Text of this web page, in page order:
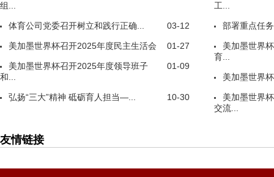
组...
03-12
体育公司党委召开树立和践行正确...
01-27
美加墨世界杯召开2025年度民主生活会
01-09
美加墨世界杯召开2025年度领导班子
和...
10-30
弘扬“三大”精神 砥砺育人担当—...
工...
部署重点任
美加墨世界
育...
美加墨世界
美加墨世界
交流...
友情链接